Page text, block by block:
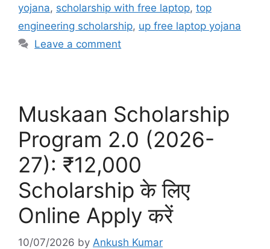
yojana, scholarship with free laptop, top
engineering scholarship, up free laptop yojana
Leave a comment
Muskaan Scholarship
Program 2.0 (2026-
27): ₹12,000
Scholarship के लिए
Online Apply करें
10/07/2026 by Ankush Kumar